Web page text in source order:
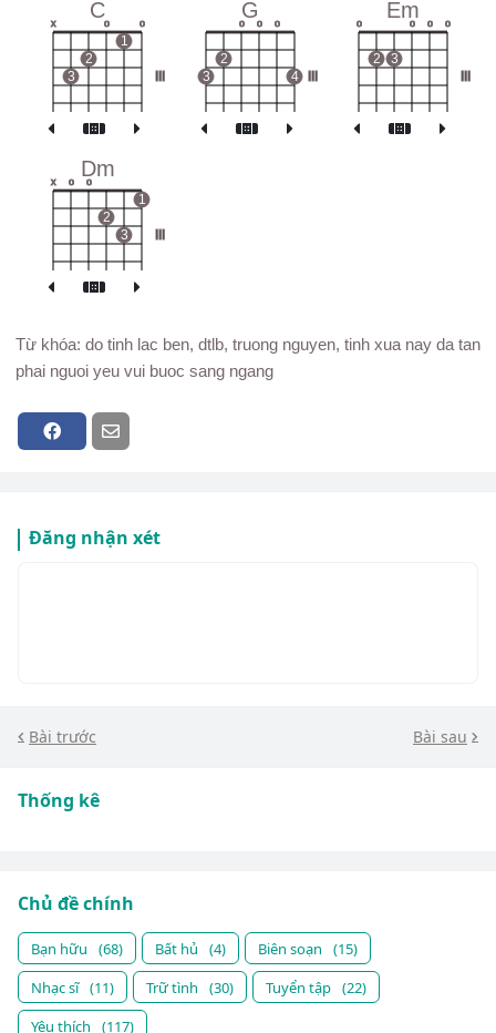
C
x
3
2
o
1
o
G
3
2
o o o
4
Em
o
2 3
o o o
Dm
x o o
2
3
1
Từ khóa: do tinh lac ben, dtlb, truong nguyen, tinh xua nay da tan
phai nguoi yeu vui buoc sang ngang
Đăng nhận xét
Bài trước Bài sau
Thống kê
Chủ đề chính
Bạn hữu (68) Bất hủ (4) Biên soạn
(15)
Nhạc sĩ (11) Trữ tình (30) Tuyển tập (22)
Yêu thích
(117)